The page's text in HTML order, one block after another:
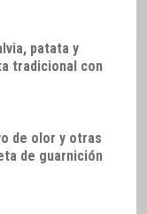
patata y
tradicional con
de olor y otras
de guarnición